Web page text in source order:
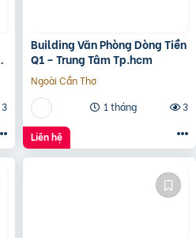
3
Building Văn Phòng Dòng Tiền
Q1 – Trung Tâm Tp.hcm
Ngoài Cần Thơ
1 tháng
3
Liên hệ